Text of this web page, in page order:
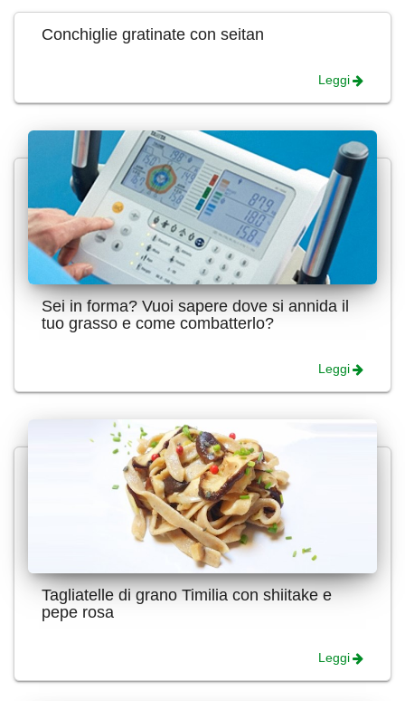
Conchiglie gratinate con seitan
Leggi
Sei in forma? Vuoi sapere dove si annida il
tuo grasso e come combatterlo?
Leggi
Tagliatelle di grano Timilia con shiitake e
pepe rosa
Leggi